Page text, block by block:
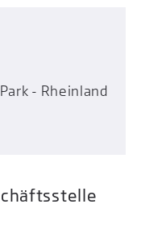
- Rheinland